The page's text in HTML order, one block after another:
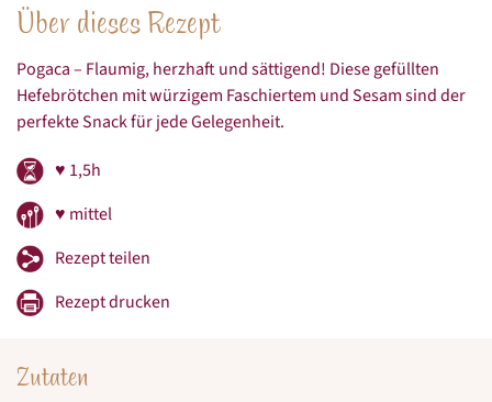
Über dieses Rezept
Pogaca – Flaumig, herzhaft und sättigend! Diese gefüllten
Hefebrötchen mit würzigem Faschiertem und Sesam sind der
perfekte Snack für jede Gelegenheit.
♥ 1,5h
♥ mittel
Rezept teilen
Rezept drucken
Zutaten